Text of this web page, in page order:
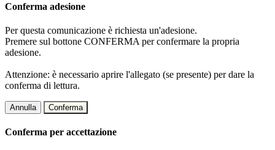
Conferma adesione
Per questa comunicazione è richiesta un'adesione.
Premere sul bottone CONFERMA per confermare la propria
adesione.
Attenzione: è necessario aprire l'allegato (se presente) per dare la
conferma di lettura.
Annulla Conferma
Conferma per accettazione